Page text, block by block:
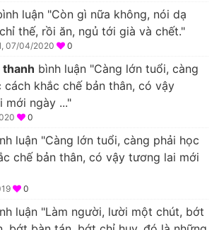
luận "Còn gì nữa không, nói dạ
thế, rồi ăn, ngủ tới già và chết."
07/04/2020 0
thanh bình luận "Càng lớn tuổi, càng
cách khắc chế bản thân, có vậy
mới ngày ..."
0
luận "Càng lớn tuổi, càng phải học
chế bản thân, có vậy tương lai mới
0
luận "Làm người, lười một chút, bớt